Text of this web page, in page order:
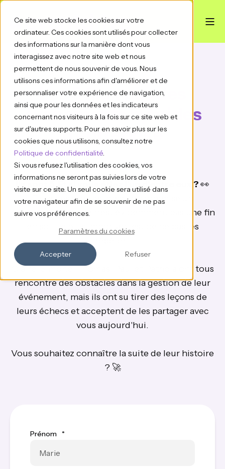
Ce site web stocke les cookies sur votre
ordinateur. Ces cookies sont utilisés pour collecter
des informations sur la manière dont vous
interagissez avec notre site web et nous
permettent de nous souvenir de vous. Nous
utilisons ces informations afin d'améliorer et de
personnaliser votre expérience de navigation,
ainsi que pour les données et les indicateurs
concernant nos visiteurs à la fois sur ce site web et
sur d'autres supports. Pour en savoir plus sur les
cookies que nous utilisons, consultez notre
Politique de confidentialité.
Si vous refusez l'utilisation des cookies, vos
informations ne seront pas suivies lors de votre
visite sur ce site. Un seul cookie sera utilisé dans
votre navigateur afin de se souvenir de ne pas
suivre vos préférences.
Paramètres du cookies
Accepter Refuser
Les 5 faux pas des
événements hybrides
d'entreprise
Ils sont 5. Et si vous étiez l'un d'entre eux ?👀
Faire des erreurs lorsqu'on organise un
événement hybride n'est évidemment pas une fin
en soi. Le plus important est de ne pas les
Claire, Simone, Thomas, Paul et Patricia ont tous
rencontré des obstacles dans la gestion de leur
événement, mais ils ont su tirer des leçons de
leurs échecs et acceptent de les partager avec
vous aujourd'hui.
Vous souhaitez connaître la suite de leur histoire
? 🚀
Prénom *